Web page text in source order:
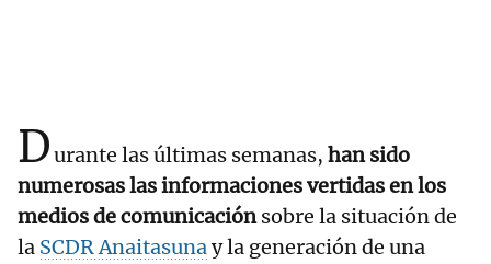
Durante las últimas semanas, han sido
numerosas las informaciones vertidas en los
medios de comunicaciónsobre la situación de
la SCDR Anaitasunay la generación de una